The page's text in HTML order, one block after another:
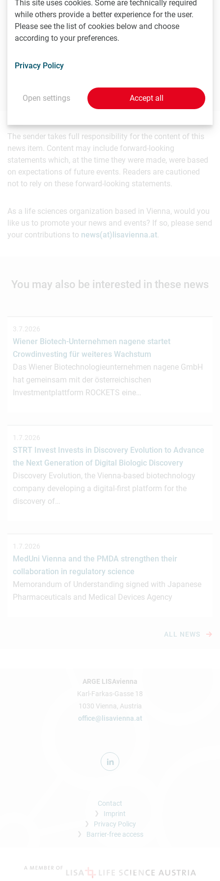
Contact
+43 (1) 403 89 56-0
The sender takes full responsibility for the content of this
news item. Content may include forward-looking
statements which, at the time they were made, were based
on expectations of future events. Readers are cautioned
not to rely on these forward-looking statements.
As a life sciences organization based in Vienna, would you
like us to promote your news and events? If so, please send
your contributions to news(at)lisavienna.at.
You may also be interested in these news
3.7.2026
Wiener Biotech-Unternehmen nagene startet
Crowdinvesting für weiteres Wachstum
Das Wiener Biotechnologieunternehmen nagene GmbH
hat gemeinsam mit der österreichischen
Investmentplattform ROCKETS eine…
1.7.2026
STRT Invest Invests in Discovery Evolution to Advance
the Next Generation of Digital Biologic Discovery
Discovery Evolution, the Vienna-based biotechnology
company developing a digital-first platform for the
discovery of…
1.7.2026
MedUni Vienna and the PMDA strengthen their
collaboration in regulatory science
Memorandum of Understanding signed with Japanese
Pharmaceuticals and Medical Devices Agency
ALL NEWS
ARGE LISAvienna
Karl-Farkas-Gasse 18
1030 Vienna, Austria
office@lisavienna.at
Contact
Imprint
Privacy Policy
Barrier-free access
This site uses cookies. Some are technically required
while others provide a better experience for the user.
Please see the list of cookies below and choose
according to your preferences.
Privacy Policy
Open settings Accept all